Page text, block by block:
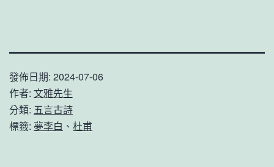
發佈日期: 2024-07-06
作者: 文雅先生
分類: 五言古詩
標籤: 夢李白 、 杜甫